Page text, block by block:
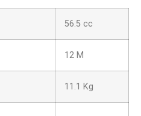
56.5 cc
12 M
11.1 Kg